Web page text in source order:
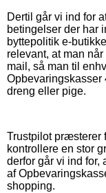
Dertil går vi ind for
betingelser der har
byttepolitik e-
relevant, at man
mail, så man til
Opbevaringskasser
dreng eller pige.
Trustpilot præsterer
kontrollere en stor
derfor går vi ind for,
af
shopping.